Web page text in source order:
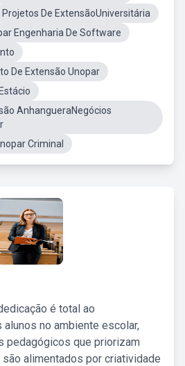
Projetos De ExtensãoUniversitária
Engenharia De Software
De Extensão Unopar
AnhangueraNegócios
Criminal
é total ao
no ambiente escolar,
pedagógicos que priorizam
alimentados por criatividade